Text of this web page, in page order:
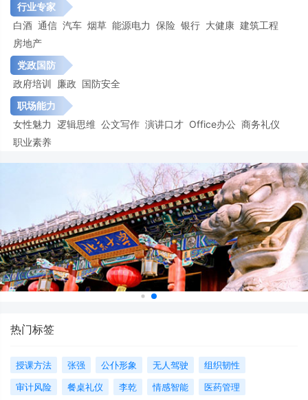
行业专家
白酒 通信 汽车 烟草 能源电力 保险 银行 大健康 建筑工程
房地产
党政国防
政府培训 廉政 国防安全
职场能力
女性魅力 逻辑思维 公文写作 演讲口才 Office办公 商务礼仪
职业素养
热门标签
授课方法 张强 公仆形象 无人驾驶
组织韧性
审计风险
餐桌礼仪 李乾 情感智能 医药管理